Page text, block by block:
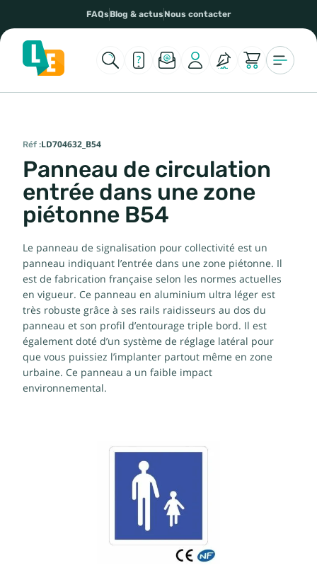
FAQsBlog & actusNous contacter
Réf :LD704632_B54
Panneau de circulation
entrée dans une zone
piétonne B54
Le panneau de signalisation pour collectivité est un
panneau indiquant l’entrée dans une zone piétonne. Il
est de fabrication française selon les normes actuelles
en vigueur. Ce panneau en aluminium ultra léger est
très robuste grâce à ses rails raidisseurs au dos du
panneau et son profil d’entourage triple bord. Il est
également doté d’un système de réglage latéral pour
que vous puissiez l’implanter partout même en zone
urbaine. Ce panneau a un faible impact
environnemental.